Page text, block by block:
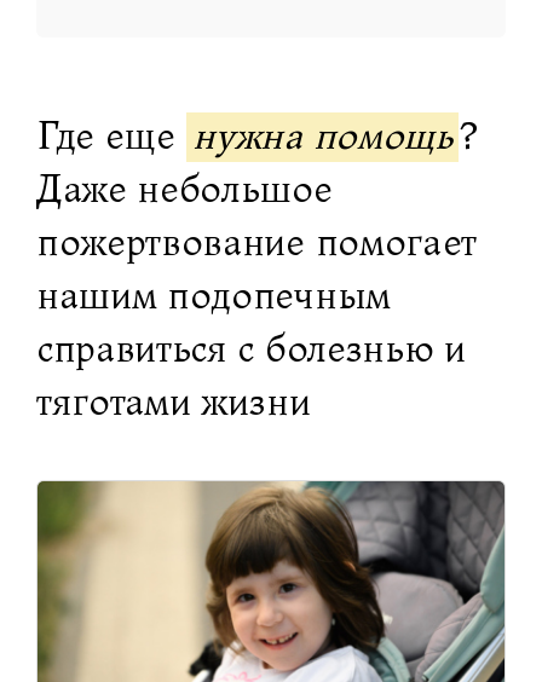
Где еще нужна помощь?
Даже небольшое
пожертвование помогает
нашим подопечным
справиться с болезнью и
тяготами жизни